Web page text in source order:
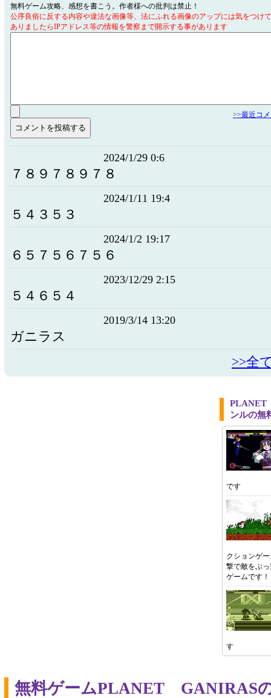
無料ゲーム攻略、感想を書こう。作者様への批判は禁止！
公序良俗に反する内容や違法な画像等、法にふれる画像のアップには気をつけ
ありましたらIPアドレス等の情報を警察まで開示する事があります
>>最近コ
2024/1/29 0:6
７８９７８９７８
2024/1/11 19:4
５４３５３
2024/1/2 19:17
６５７５６７５６
2023/12/29 2:15
５４６５４
2019/3/14 13:20
ガニラス
>>全
PLANET
ンルの無
です
クションゲ
撃で敵をぶ
ゲームです！
す
無料ゲームPLANET GANIRAS